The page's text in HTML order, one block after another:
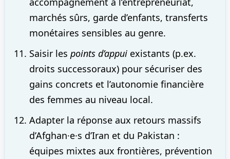
marchés sûrs, garde d’enfants, transferts
monétaires sensibles au genre.
Saisir les points d’appui existants (p.ex.
droits successoraux) pour sécuriser des
gains concrets et l’autonomie financière
des femmes au niveau local.
Adapter la réponse aux retours massifs
d’Afghan·e·s d’Iran et du Pakistan :
équipes mixtes aux frontières, prévention